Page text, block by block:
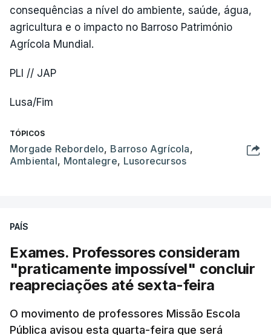
consequências a nível do ambiente, saúde, água,
agricultura e o impacto no Barroso Património
Agrícola Mundial.
PLI // JAP
Lusa/Fim
TÓPICOS
Morgade Rebordelo, Barroso Agrícola,
Ambiental, Montalegre, Lusorecursos
PAÍS
Exames. Professores consideram
"praticamente impossível" concluir
reapreciações até sexta-feira
O movimento de professores Missão Escola
Pública avisou esta quarta-feira que será